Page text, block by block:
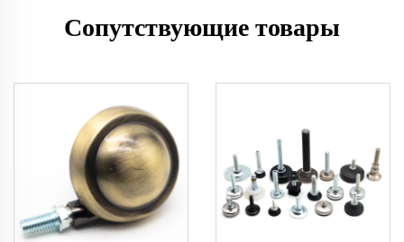
Сопутствующие товары